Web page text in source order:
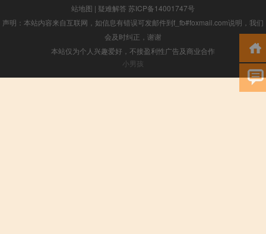
站地图 | 疑难解答 苏ICP备14001747号
声明：本站内容来自互联网，如信息有错误可发邮件到f_fb#foxmail.com说明，我们
会及时纠正，谢谢
本站仅为个人兴趣爱好，不接盈利性广告及商业合作
小男孩